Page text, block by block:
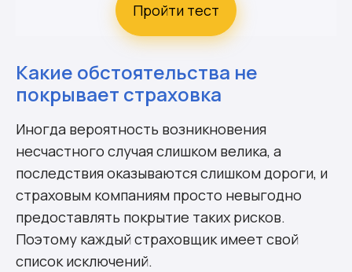
Пройти тест
Какие обстоятельства не
покрывает страховка
Иногда вероятность возникновения
несчастного случая слишком велика, а
последствия оказываются слишком дороги, и
страховым компаниям просто невыгодно
предоставлять покрытие таких рисков.
Поэтому каждый страховщик имеет свой
список исключений.